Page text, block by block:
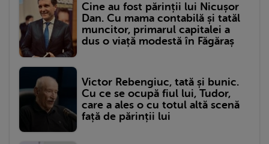
Cine au fost părinții lui Nicușor
Dan. Cu mama contabilă și tatăl
muncitor, primarul capitalei a
dus o viață modestă în Făgăraș
Victor Rebengiuc, tată și bunic.
Cu ce se ocupă fiul lui, Tudor,
care a ales o cu totul altă scenă
față de părinții lui